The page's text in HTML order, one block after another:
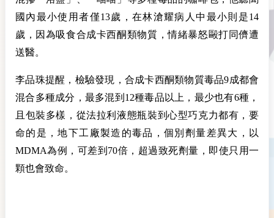
國內最小使用者僅13歲，在林滄耀病人中最小則是14
歲，因為吸食合成卡西酮類物質，情緒暴怒毆打同儕遭
送醫。
李品珠提醒，檢驗發現，合成卡西酮類物質毒品9成都會
混合多種成分，最多混到12種毒品以上，最少也有6種，
且包裝多樣，從法拉利液態瓶裝到心型巧克力都有，要
命的是，地下工廠製造的毒品，個別劑量差異大，以
MDMA為例，可差到70倍，超過致死劑量，即使只用一
顆也會致命。